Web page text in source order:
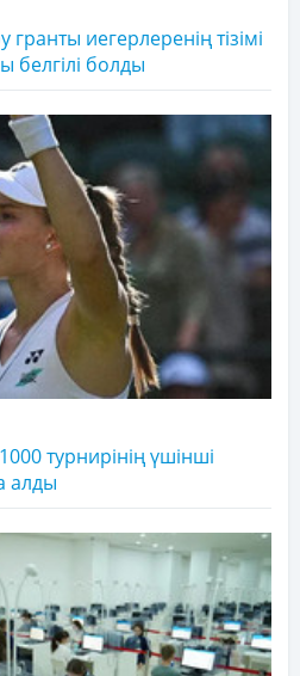
гранты иегерлеренің тізімі
болды
турнирінің үшінші
алды